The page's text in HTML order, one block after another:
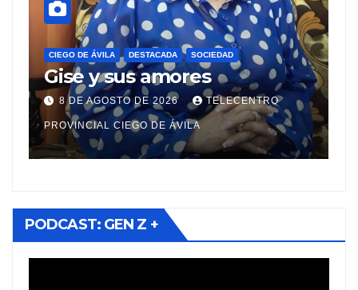
CIEGO DE ÁVILA DESTACADA SOCIEDAD
Sistema de transportación
en Ciego de Ávila:
prioridades y cambios para
viajeros
7 DE AGOSTO DE 2026 TELECENTRO
PROVINCIAL CIEGO DE ÁVILA
PODCAST: GEN Z +